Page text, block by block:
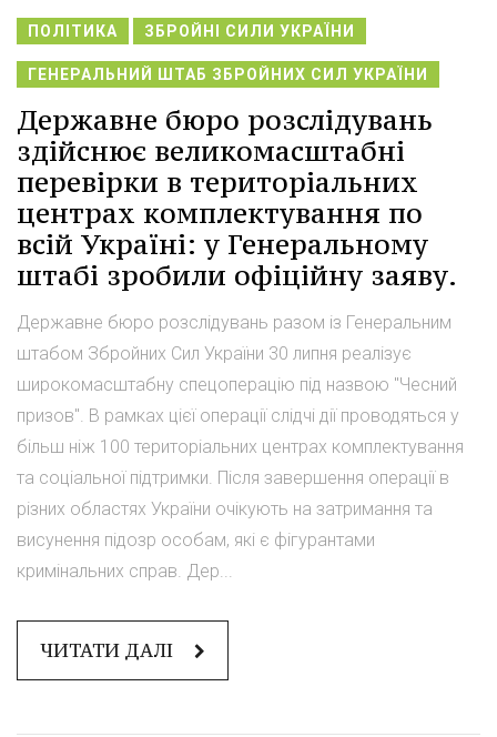
ПОЛІТИКА ЗБРОЙНІ СИЛИ УКРАЇНИ
ГЕНЕРАЛЬНИЙ ШТАБ ЗБРОЙНИХ СИЛ УКРАЇНИ
Державне бюро розслідувань
здійснює великомасштабні
перевірки в територіальних
центрах комплектування по
всій Україні: у Генеральному
штабі зробили офіційну заяву.
Державне бюро розслідувань разом із Генеральним
штабом Збройних Сил України 30 липня реалізує
широкомасштабну спецоперацію під назвою "Чесний
призов". В рамках цієї операції слідчі дії проводяться у
більш ніж 100 територіальних центрах комплектування
та соціальної підтримки. Після завершення операції в
різних областях України очікують на затримання та
висунення підозр особам, які є фігурантами
кримінальних справ. Дер...
ЧИТАТИ ДАЛІ